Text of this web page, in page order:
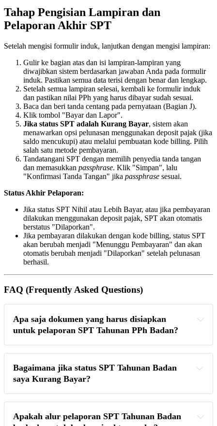
Tahap Pengisian Lampiran dan
Pelaporan Akhir SPT
Setelah mengisi formulir induk, lanjutkan dengan mengisi lampiran:
Gulir ke bagian atas dan isi lampiran-lampiran yang
diwajibkan sistem berdasarkan jawaban Anda pada formulir
induk. Pastikan semua data terisi dengan benar dan lengkap.
Setelah semua lampiran selesai, kembali ke formulir induk
dan pastikan nilai PPh yang harus dibayar sudah sesuai.
Baca dan beri tanda centang pada pernyataan (Bagian J).
Klik tombol "Bayar dan Lapor".
Jika status SPT adalah Kurang Bayar, sistem akan
menawarkan opsi pelunasan menggunakan deposit pajak (jika
saldo mencukupi) atau melalui pembuatan kode billing. Pilih
salah satu metode pembayaran.
Tandatangani SPT dengan memilih penyedia tanda tangan
dan memasukkan passphrase. Klik "Simpan", lalu
"Konfirmasi Tanda Tangan" jika passphrase sesuai.
Status Akhir Pelaporan:
Jika status SPT Nihil atau Lebih Bayar, atau jika pembayaran
dilakukan menggunakan deposit pajak, SPT akan otomatis
berstatus "Dilaporkan".
Jika pembayaran dilakukan dengan kode billing, status SPT
akan berubah menjadi "Menunggu Pembayaran" dan akan
otomatis berubah menjadi "Dilaporkan" setelah pelunasan
berhasil.
FAQ (Frequently Asked Questions)
Apa saja dokumen yang harus disiapkan
untuk pelaporan SPT Tahunan PPh Badan?
Bagaimana jika status SPT Tahunan Badan
saya Kurang Bayar?
Apakah alur pelaporan SPT Tahunan Badan